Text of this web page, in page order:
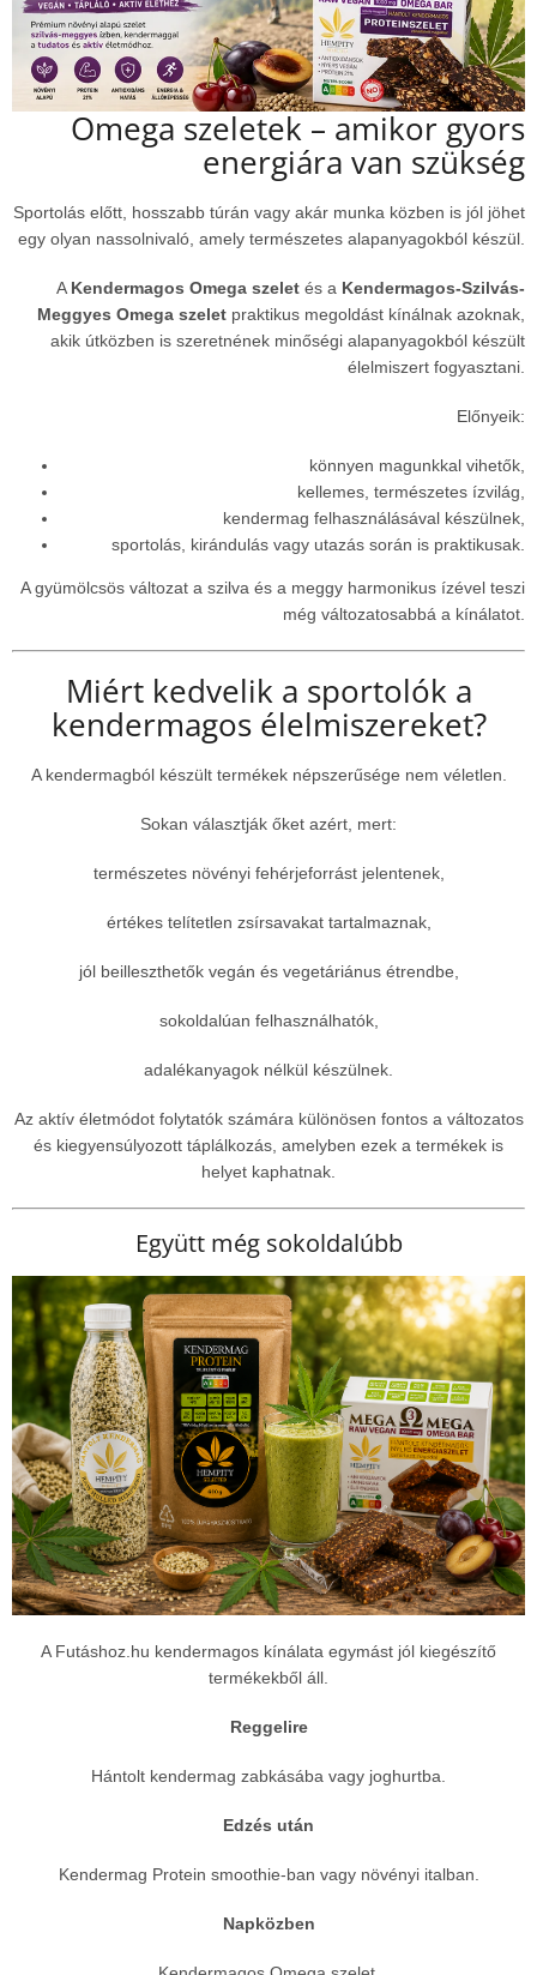
Omega szeletek – amikor gyors
energiára van szükség
Sportolás előtt, hosszabb túrán vagy akár munka közben is jól jöhet
egy olyan nassolnivaló, amely természetes alapanyagokból készül.
A Kendermagos Omega szelet és a Kendermagos-Szilvás-
Meggyes Omega szelet praktikus megoldást kínálnak azoknak,
akik útközben is szeretnének minőségi alapanyagokból készült
élelmiszert fogyasztani.
Előnyeik:
könnyen magunkkal vihetők,
kellemes, természetes ízvilág,
kendermag felhasználásával készülnek,
sportolás, kirándulás vagy utazás során is praktikusak.
A gyümölcsös változat a szilva és a meggy harmonikus ízével teszi
még változatosabbá a kínálatot.
Miért kedvelik a sportolók a
kendermagos élelmiszereket?
A kendermagból készült termékek népszerűsége nem véletlen.
Sokan választják őket azért, mert:
természetes növényi fehérjeforrást jelentenek,
értékes telítetlen zsírsavakat tartalmaznak,
jól beilleszthetők vegán és vegetáriánus étrendbe,
sokoldalúan felhasználhatók,
adalékanyagok nélkül készülnek.
Az aktív életmódot folytatók számára különösen fontos a változatos
és kiegyensúlyozott táplálkozás, amelyben ezek a termékek is
helyet kaphatnak.
Együtt még sokoldalúbb
A Futáshoz.hu kendermagos kínálata egymást jól kiegészítő
termékekből áll.
Reggelire
Hántolt kendermag zabkásába vagy joghurtba.
Edzés után
Kendermag Protein smoothie-ban vagy növényi italban.
Napközben